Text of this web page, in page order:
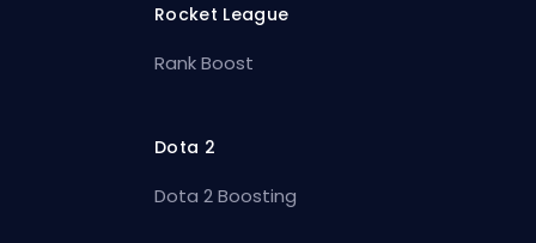
Rocket League
Rank Boost
Dota 2
Dota 2 Boosting